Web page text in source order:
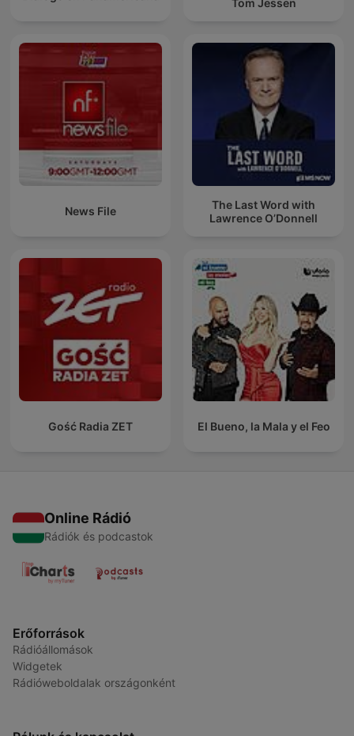
News File
The Last Word with
Lawrence O’Donnell
Gość Radia ZET El Bueno, la Mala y el Feo
Online Rádió
Rádiók és podcastok
Erőforrások
Rádióállomások
Widgetek
Rádióweboldalak országonként